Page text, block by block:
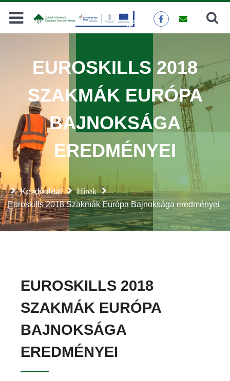
Keresés
Kezdőoldal
Hírek
Euroskills 2018 Szakmák Európa Bajnoksága eredményei
EUROSKILLS 2018
SZAKMÁK EURÓPA
BAJNOKSÁGA
EREDMÉNYEI
EUROSKILLS 2018
SZAKMÁK EURÓPA
BAJNOKSÁGA
EREDMÉNYEI